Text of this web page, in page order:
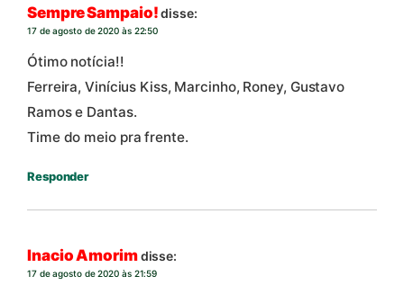
Sempre Sampaio! disse:
17 de agosto de 2020 às 22:50
Ótimo notícia!!
Ferreira, Vinícius Kiss, Marcinho, Roney, Gustavo
Ramos e Dantas.
Time do meio pra frente.
Responder
Inacio Amorimdisse:
17 de agosto de 2020 às 21:59